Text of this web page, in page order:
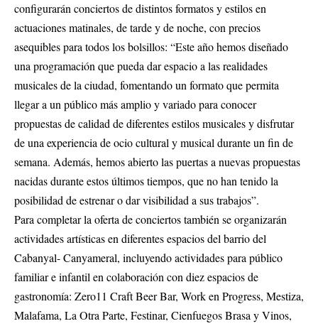
configurarán conciertos de distintos formatos y estilos en
actuaciones matinales, de tarde y de noche, con precios
asequibles para todos los bolsillos: “Este año hemos diseñado
una programación que pueda dar espacio a las realidades
musicales de la ciudad, fomentando un formato que permita
llegar a un público más amplio y variado para conocer
propuestas de calidad de diferentes estilos musicales y disfrutar
de una experiencia de ocio cultural y musical durante un fin de
semana. Además, hemos abierto las puertas a nuevas propuestas
nacidas durante estos últimos tiempos, que no han tenido la
posibilidad de estrenar o dar visibilidad a sus trabajos”.
Para completar la oferta de conciertos también se organizarán
actividades artísticas en diferentes espacios del barrio del
Cabanyal- Canyameral, incluyendo actividades para público
familiar e infantil en colaboración con diez espacios de
gastronomía: Zero11 Craft Beer Bar, Work en Progress, Mestiza,
Malafama, La Otra Parte, Festinar, Cienfuegos Brasa y Vinos,